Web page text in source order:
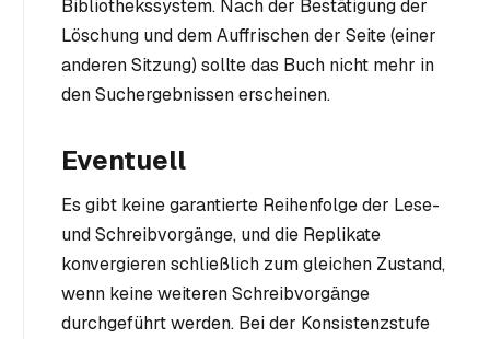
Bibliothekssystem. Nach der Bestätigung der
Löschung und dem Auffrischen der Seite (einer
anderen Sitzung) sollte das Buch nicht mehr in
den Suchergebnissen erscheinen.
Eventuell
Es gibt keine garantierte Reihenfolge der Lese-
und Schreibvorgänge, und die Replikate
konvergieren schließlich zum gleichen Zustand,
wenn keine weiteren Schreibvorgänge
durchgeführt werden. Bei der Konsistenzstufe